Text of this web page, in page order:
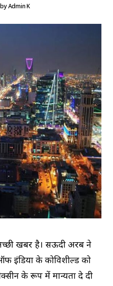
by Admin K
अच्छी खबर है। सऊदी अरब ने
इंडिया के कोविशील्ड को
के रूप में मान्यता दे दी